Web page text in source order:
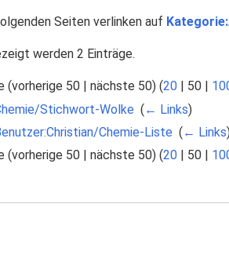
Seiten verlinken auf
werden 2 Einträge.
(vorherige 50 | nächste 50) (20 | 50 |
Stichwort-Wolke (← Links)
Chemie-Liste (← Links
(vorherige 50 | nächste 50) (20 | 50 |